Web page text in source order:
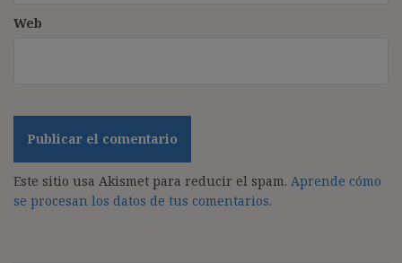
Web
Este sitio usa Akismet para reducir el spam. Aprende cómo
se procesan los datos de tus comentarios.